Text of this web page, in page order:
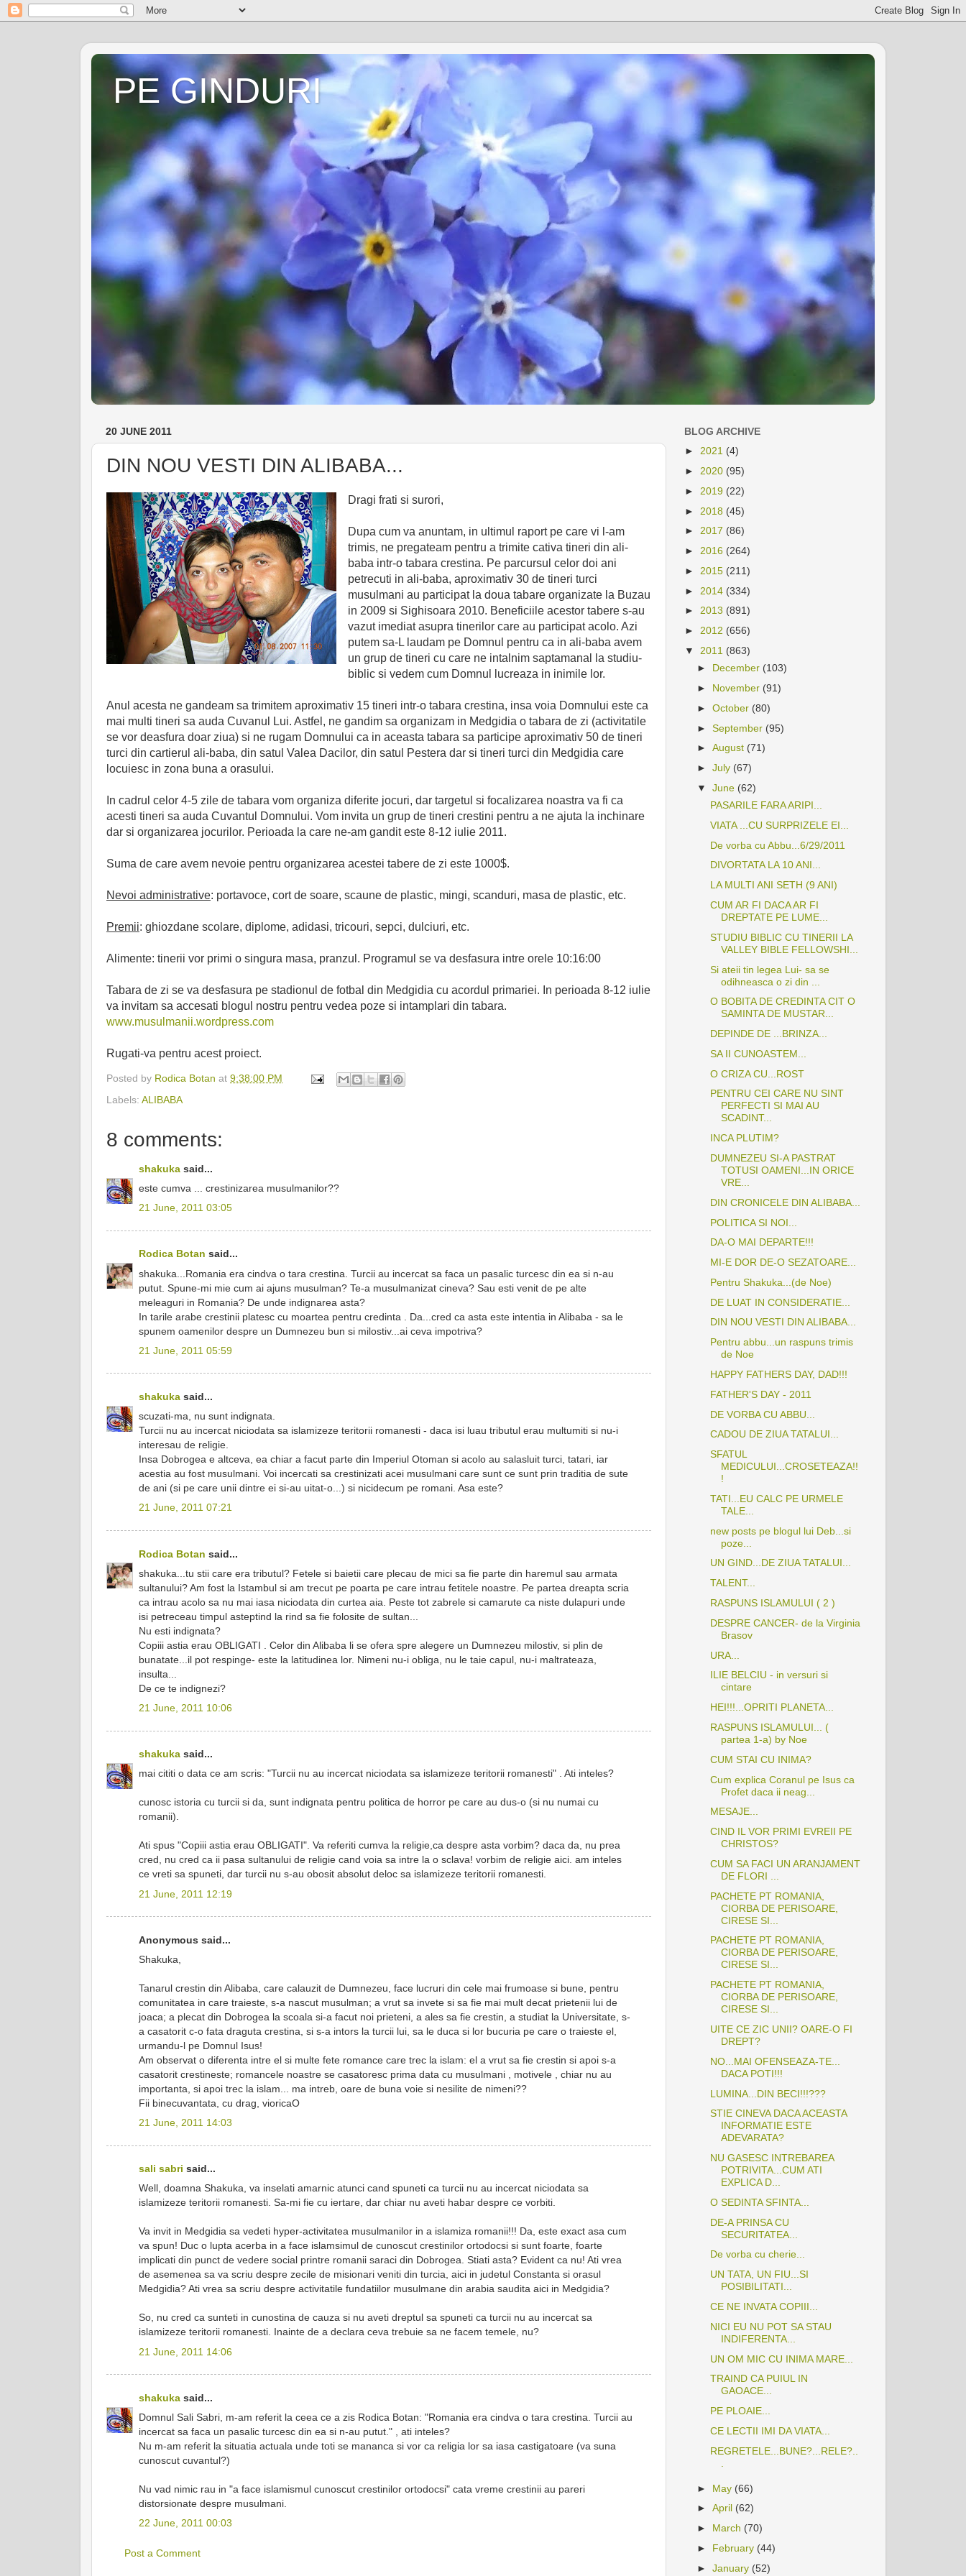
PE GINDURI
20 JUNE 2011
DIN NOU VESTI DIN ALIBABA...
Dragi frati si surori,
Dupa cum va anuntam, in ultimul raport pe care vi l-am
trimis, ne pregateam pentru a trimite cativa tineri din ali-
baba intr-o tabara crestina. Pe parcursul celor doi ani
petrecuti in ali-baba, aproximativ 30 de tineri turci
musulmani au participat la doua tabare organizate la Buzau
in 2009 si Sighisoara 2010. Beneficiile acestor tabere s-au
vazut imediat asupra tinerilor care au participat acolo. Azi
putem sa-L laudam pe Domnul pentru ca in ali-baba avem
un grup de tineri cu care ne intalnim saptamanal la studiu-
biblic si vedem cum Domnul lucreaza in inimile lor.
Anul acesta ne gandeam sa trimitem aproximativ 15 tineri intr-o tabara crestina, insa voia Domnului este ca
mai multi tineri sa auda Cuvanul Lui. Astfel, ne gandim sa organizam in Medgidia o tabara de zi (activitatile
se vor deasfura doar ziua) si ne rugam Domnului ca in aceasta tabara sa participe aproximativ 50 de tineri
turci din cartierul ali-baba, din satul Valea Dacilor, din satul Pestera dar si tineri turci din Medgidia care
locuiesc in zona buna a orasului.
In cadrul celor 4-5 zile de tabara vom organiza diferite jocuri, dar targetul si focalizarea noastra va fi ca
acesti tineri sa auda Cuvantul Domnului. Vom invita un grup de tineri crestini pentru a ne ajuta la inchinare
dar si organizarea jocurilor. Perioada la care ne-am gandit este 8-12 iulie 2011.
Suma de care avem nevoie pentru organizarea acestei tabere de zi este 1000$.
Nevoi administrative: portavoce, cort de soare, scaune de plastic, mingi, scanduri, masa de plastic, etc.
Premii: ghiozdane scolare, diplome, adidasi, tricouri, sepci, dulciuri, etc.
Alimente: tinerii vor primi o singura masa, pranzul. Programul se va desfasura intre orele 10:16:00
Tabara de zi se va desfasura pe stadionul de fotbal din Medgidia cu acordul primariei. In perioada 8-12 iulie
va invitam sa accesati blogul nostru pentru vedea poze si intamplari din tabara.
www.musulmanii.wordpress.com
Rugati-va pentru acest proiect.
Posted by Rodica Botan at 9:38:00 PM
Labels: ALIBABA
8 comments:
shakuka said...
este cumva ... crestinizarea musulmanilor??
21 June, 2011 03:05
Rodica Botan said...
shakuka...Romania era cindva o tara crestina. Turcii au incercat sa faca un pasalic turcesc din ea si n-au
putut. Spune-mi mie cum ai ajuns musulman? Te-a musulmanizat cineva? Sau esti venit de pe alte
meleaguri in Romania? De unde indignarea asta?
In tarile arabe crestinii platesc cu moartea pentru credinta . Da...cred ca asta este intentia in Alibaba - sa le
spunem oamenilor despre un Dumnezeu bun si milostiv...ai ceva impotriva?
21 June, 2011 05:59
shakuka said...
scuzati-ma, nu sunt indignata.
Turcii nu au incercat niciodata sa islamizeze teritorii romanesti - daca isi luau tributul erau multumiti si nu-i
interesau de religie.
Insa Dobrogea e altceva, ea chiar a facut parte din Imperiul Otoman si acolo au salasluit turci, tatari, iar
acestia au fost musulmani. Voi incercati sa crestinizati acei musulmani care sunt ce sunt prin traditia de sute
de ani (si pe care unii dintre ei si-au uitat-o...) si nicidecum pe romani. Asa este?
21 June, 2011 07:21
Rodica Botan said...
shakuka...tu stii care era tributul? Fetele si baietii care plecau de mici sa fie parte din haremul sau armata
sultanului? Am fost la Istambul si am trecut pe poarta pe care intrau fetitele noastre. Pe partea dreapta scria
ca intrau acolo sa nu mai iasa niciodata din curtea aia. Peste tot zabrele si camarute ca niste dulapuri unde
isi petreceau timpul asteptind la rind sa fie folosite de sultan...
Nu esti indignata?
Copiii astia erau OBLIGATI . Celor din Alibaba li se ofera spre alegere un Dumnezeu milostiv, si plin de
bunatate...il pot respinge- este la latitudinea lor. Nimeni nu-i obliga, nu le taie capul, nu-i maltrateaza,
insulta...
De ce te indignezi?
21 June, 2011 10:06
shakuka said...
mai cititi o data ce am scris: "Turcii nu au incercat niciodata sa islamizeze teritorii romanesti" . Ati inteles?
cunosc istoria cu turcii si da, sunt indignata pentru politica de horror pe care au dus-o (si nu numai cu
romanii).
Ati spus "Copiii astia erau OBLIGATI". Va referiti cumva la religie,ca despre asta vorbim? daca da, nu prea
cred, nu cred ca ii pasa sultanului de religie cand voia sa intre la o sclava! vorbim de religie aici. am inteles
ce vreti sa spuneti, dar turcii nu s-au obosit absolut deloc sa islamizeze teritorii romanesti.
21 June, 2011 12:19
Anonymous said...
Shakuka,
Tanarul crestin din Alibaba, care calauzit de Dumnezeu, face lucruri din cele mai frumoase si bune, pentru
comunitatea in care traieste, s-a nascut musulman; a vrut sa invete si sa fie mai mult decat prietenii lui de
joaca; a plecat din Dobrogea la scoala si-a facut noi prieteni, a ales sa fie crestin, a studiat la Universitate, s-
a casatorit c-o fata draguta crestina, si s-a intors la turcii lui, sa le duca si lor bucuria pe care o traieste el,
urmandu-l pe Domnul Isus!
Am observat o diferenta intre el si multe fete romance care trec la islam: el a vrut sa fie crestin si apoi s-a
casatorit crestineste; romancele noastre se casatoresc prima data cu musulmani , motivele , chiar nu au
importanta, si apoi trec la islam... ma intreb, oare de buna voie si nesilite de nimeni??
Fii binecuvantata, cu drag, vioricaO
21 June, 2011 14:03
sali sabri said...
Well, doamna Shakuka, va inselati amarnic atunci cand spuneti ca turcii nu au incercat niciodata sa
islamizeze teritorii romanesti. Sa-mi fie cu iertare, dar chiar nu aveti habar despre ce vorbiti.
Va invit in Medgidia sa vedeti hyper-activitatea musulmanilor in a islamiza romanii!!! Da, este exact asa cum
va spun! Duc o lupta acerba in a face islamsimul de cunoscut crestinilor ortodocsi si sunt foarte, foarte
implicati din punct de vedere social printre romanii saraci din Dobrogea. Stiati asta? Evident ca nu! Ati vrea
de asemenea sa va scriu despre zecile de misionari veniti din turcia, aici in judetul Constanta si orasul
Medgidia? Ati vrea sa scriu despre activitatile fundatiilor musulmane din arabia saudita aici in Medgidia?
So, nu cred ca sunteti in cunostina de cauza si nu aveti dreptul sa spuneti ca turcii nu au incercat sa
islamizeze teritorii romanesti. Inainte de a declara ceva trebuie sa ne facem temele, nu?
21 June, 2011 14:06
shakuka said...
Domnul Sali Sabri, m-am referit la ceea ce a zis Rodica Botan: "Romania era cindva o tara crestina. Turcii au
incercat sa faca un pasalic turcesc din ea si n-au putut." , ati inteles?
Nu m-am referit la situatia actuala unde toti se mananca si vor ca religia lor sa iasa castigatoare (va suna
cunoscut cuvantul?)
Nu vad nimic rau in "a face islamismul cunoscut crestinilor ortodocsi" cata vreme crestinii au pareri
distorsionate despre musulmani.
22 June, 2011 00:03
Post a Comment
BLOG ARCHIVE
► 2021 (4)
► 2020 (95)
► 2019 (22)
► 2018 (45)
► 2017 (86)
► 2016 (264)
► 2015 (211)
► 2014 (334)
► 2013 (891)
► 2012 (656)
▼ 2011 (863)
► December (103)
► November (91)
►October (80)
►September (95)
►August (71)
►July (67)
▼June (62)
PASARILE FARA ARIPI...
VIATA ...CU SURPRIZELE EI...
De vorba cu Abbu...6/29/2011
DIVORTATA LA 10 ANI...
LA MULTI ANI SETH (9 ANI)
CUM AR FI DACA AR FI
DREPTATE PE LUME...
STUDIU BIBLIC CU TINERII LA
VALLEY BIBLE FELLOWSHI...
Si ateii tin legea Lui- sa se
odihneasca o zi din ...
O BOBITA DE CREDINTA CIT O
SAMINTA DE MUSTAR...
DEPINDE DE ...BRINZA...
SA II CUNOASTEM...
O CRIZA CU...ROST
PENTRU CEI CARE NU SINT
PERFECTI SI MAI AU
SCADINT...
INCA PLUTIM?
DUMNEZEU SI-A PASTRAT
TOTUSI OAMENI...IN ORICE
VRE...
DIN CRONICELE DIN ALIBABA...
POLITICA SI NOI...
DA-O MAI DEPARTE!!!
MI-E DOR DE-O SEZATOARE...
Pentru Shakuka...(de Noe)
DE LUAT IN CONSIDERATIE...
DIN NOU VESTI DIN ALIBABA...
Pentru abbu...un raspuns trimis
de Noe
HAPPY FATHERS DAY, DAD!!!
FATHER'S DAY - 2011
DE VORBA CU ABBU...
CADOU DE ZIUA TATALUI...
SFATUL
MEDICULUI...CROSETEAZA!!
!
TATI...EU CALC PE URMELE
TALE...
new posts pe blogul lui Deb...si
poze...
UN GIND...DE ZIUA TATALUI...
TALENT...
RASPUNS ISLAMULUI ( 2 )
DESPRE CANCER- de la Virginia
Brasov
URA...
ILIE BELCIU - in versuri si
cintare
HEI!!!...OPRITI PLANETA...
RASPUNS ISLAMULUI... (
partea 1-a) by Noe
CUM STAI CU INIMA?
Cum explica Coranul pe Isus ca
Profet daca ii neag...
MESAJE...
CIND IL VOR PRIMI EVREII PE
CHRISTOS?
CUM SA FACI UN ARANJAMENT
DE FLORI ...
PACHETE PT ROMANIA,
CIORBA DE PERISOARE,
CIRESE SI...
PACHETE PT ROMANIA,
CIORBA DE PERISOARE,
CIRESE SI...
PACHETE PT ROMANIA,
CIORBA DE PERISOARE,
CIRESE SI...
UITE CE ZIC UNII? OARE-O FI
DREPT?
NO...MAI OFENSEAZA-TE...
DACA POTI!!!
LUMINA...DIN BECI!!!???
STIE CINEVA DACA ACEASTA
INFORMATIE ESTE
ADEVARATA?
NU GASESC INTREBAREA
POTRIVITA...CUM ATI
EXPLICA D...
O SEDINTA SFINTA...
DE-A PRINSA CU
SECURITATEA...
De vorba cu cherie...
UN TATA, UN FIU...SI
POSIBILITATI...
CE NE INVATA COPIII...
NICI EU NU POT SA STAU
INDIFERENTA...
UN OM MIC CU INIMA MARE...
TRAIND CA PUIUL IN
GAOACE...
PE PLOAIE...
CE LECTII IMI DA VIATA...
REGRETELE...BUNE?...RELE?..
► May (66)
►April (62)
► March (70)
► February (44)
►January (52)